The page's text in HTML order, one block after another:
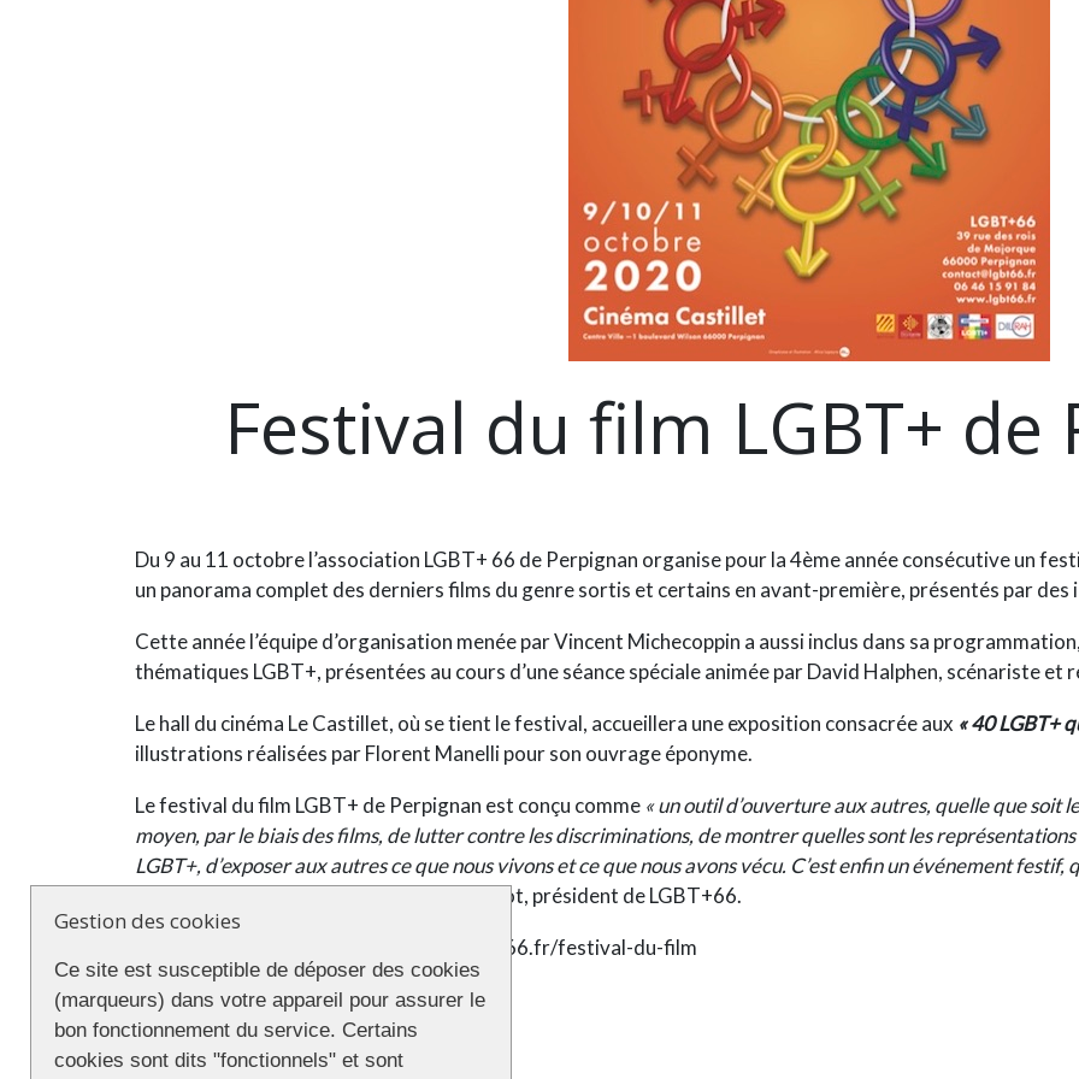
Festival du film LGBT+ de
Du 9 au 11 octobre l’association LGBT+ 66 de Perpignan organise pour la 4ème année consécutive un
un panorama complet des derniers films du genre sortis et certains en avant-première, présentés par
Cette année l’équipe d’organisation menée par Vincent Michecoppin a aussi inclus dans sa
thématiques LGBT+, présentées au cours d’une séance spéciale animée par David Halphen, scénariste et
Le hall du cinéma Le Castillet, où se tient le festival, accueillera une exposition consacrée aux « 40 LGBT+
illustrations réalisées par Florent Manelli pour son ouvrage éponyme.
Le festival du film LGBT+ de Perpignan est conçu comme « un outil d’ouverture aux autres, quelle que soit
moyen, par le biais des films, de lutter contre les discriminations, de montrer quelles sont les représentations
LGBT+, d’exposer aux autres ce que nous vivons et ce que nous avons vécu. C’est enfin un événement
explique Jean-Loup Thevenot, président de LGBT+66.
https://www.lgbt66.fr/festival-du-film
Les lieux
Cinéma Le Castillet
Gestion des cookies
Ce site est susceptible de déposer des cookies
(marqueurs) dans votre appareil pour assurer le
bon fonctionnement du service. Certains
cookies sont dits "fonctionnels" et sont